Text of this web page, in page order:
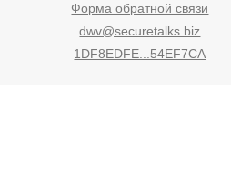
Форма обратной связи
dwv@securetalks.biz
1DF8EDFE...54EF7CA